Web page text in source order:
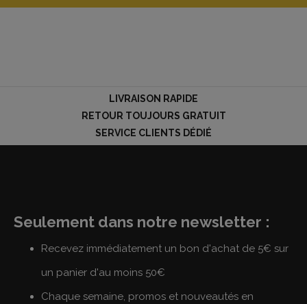
LIVRAISON RAPIDE
RETOUR TOUJOURS GRATUIT
SERVICE CLIENTS DÉDIÉ
Seulement dans notre newsletter :
Recevez immédiatement un bon d'achat de 5€ sur
un panier d'au moins 50€
Chaque semaine, promos et nouveautés en